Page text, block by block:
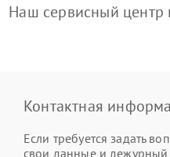
Наш сервисный центр
Контактная
Если требуется задать
свои данные и дежурный